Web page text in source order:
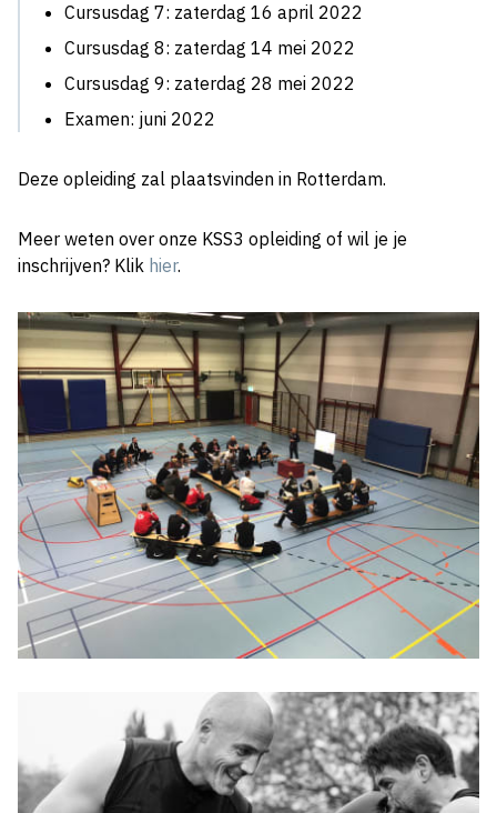
Cursusdag 7: zaterdag 16 april 2022
Cursusdag 8: zaterdag 14 mei 2022
Cursusdag 9: zaterdag 28 mei 2022
Examen: juni 2022
Deze opleiding zal plaatsvinden in Rotterdam.
Meer weten over onze KSS3 opleiding of wil je je
inschrijven? Klik hier.